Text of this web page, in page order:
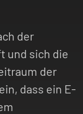
der
und sich die
der
dass ein E-